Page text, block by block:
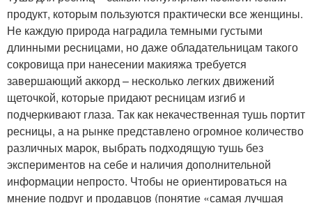
продукт, которым пользуются практически все женщины.
Не каждую природа наградила темными густыми
длинными ресницами, но даже обладательницам такого
сокровища при нанесении макияжа требуется
завершающий аккорд – несколько легких движений
щеточкой, которые придают ресницам изгиб и
подчеркивают глаза. Так как некачественная тушь портит
ресницы, а на рынке представлено огромное количество
различных марок, выбрать подходящую тушь без
экспериментов на себе и наличия дополнительной
информации непросто. Чтобы не ориентироваться на
мнение подруг и продавцов (понятие «самая лучшая